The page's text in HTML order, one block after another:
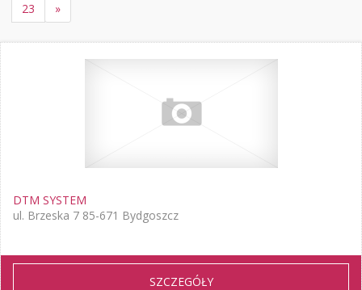
23
»
DTM SYSTEM
ul. Brzeska 7 85-671 Bydgoszcz
SZCZEGÓŁY